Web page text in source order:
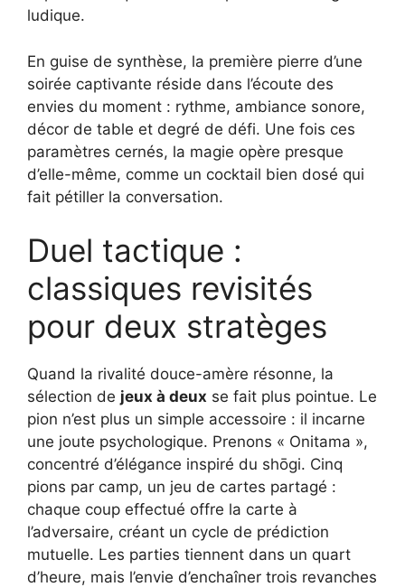
ludique.
En guise de synthèse, la première pierre d’une
soirée captivante réside dans l’écoute des
envies du moment : rythme, ambiance sonore,
décor de table et degré de défi. Une fois ces
paramètres cernés, la magie opère presque
d’elle-même, comme un cocktail bien dosé qui
fait pétiller la conversation.
Duel tactique :
classiques revisités
pour deux stratèges
Quand la rivalité douce-amère résonne, la
sélection de jeux à deux se fait plus pointue. Le
pion n’est plus un simple accessoire : il incarne
une joute psychologique. Prenons « Onitama »,
concentré d’élégance inspiré du shōgi. Cinq
pions par camp, un jeu de cartes partagé :
chaque coup effectué offre la carte à
l’adversaire, créant un cycle de prédiction
mutuelle. Les parties tiennent dans un quart
d’heure, mais l’envie d’enchaîner trois revanches